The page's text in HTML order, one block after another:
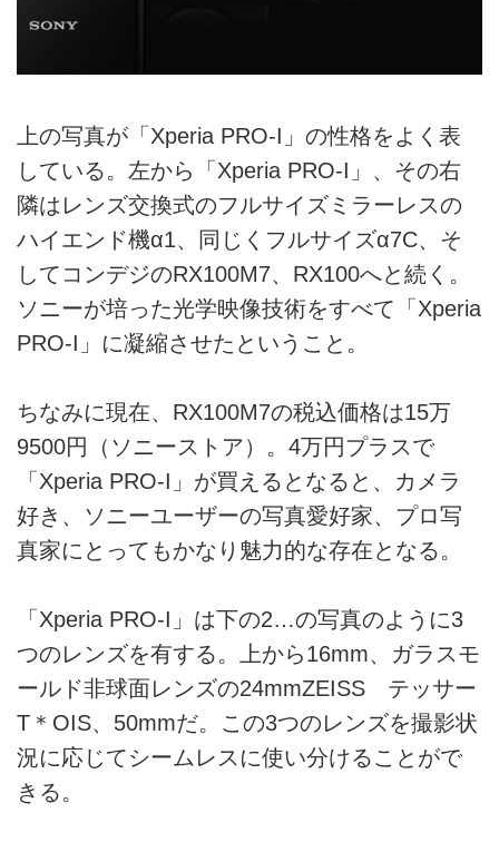
上の写真が「Xperia PRO-I」の性格をよく表
している。左から「Xperia PRO-I」、その右
隣はレンズ交換式のフルサイズミラーレスの
ハイエンド機α1、同じくフルサイズα7C、そ
してコンデジのRX100M7、RX100へと続く。
ソニーが培った光学映像技術をすべて「Xperia
PRO-I」に凝縮させたということ。
ちなみに現在、RX100M7の税込価格は15万
9500円（ソニーストア）。4万円プラスで
「Xperia PRO-I」が買えるとなると、カメラ
好き、ソニーユーザーの写真愛好家、プロ写
真家にとってもかなり魅力的な存在となる。
「Xperia PRO-I」は下の2…の写真のように3
つのレンズを有する。上から16mm、ガラスモ
ールド非球面レンズの24mmZEISS テッサー
T＊OIS、50mmだ。この3つのレンズを撮影状
況に応じてシームレスに使い分けることがで
きる。